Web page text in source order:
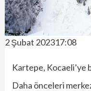
2 Şubat 202317:08
Kartepe, Kocaeli’ye
Daha önceleri